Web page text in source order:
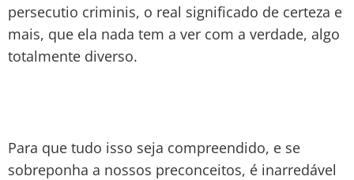
persecutio criminis, o real significado de certeza e
mais, que ela nada tem a ver com a verdade, algo
totalmente diverso.
Para que tudo isso seja compreendido, e se
sobreponha a nossos preconceitos, é inarredável